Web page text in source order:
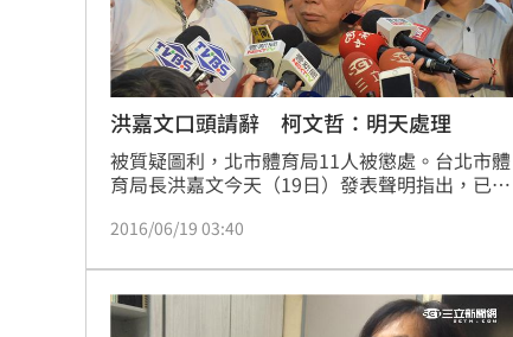
洪嘉文口頭請辭 柯文哲：明天處理
被質疑圖利，北市體育局11人被懲處。台北市體
育局長洪嘉文今天（19日）發表聲明指出，已向
問題要等明天上班再處理，因為考慮因素蠻多。
2016/06/19 03:40